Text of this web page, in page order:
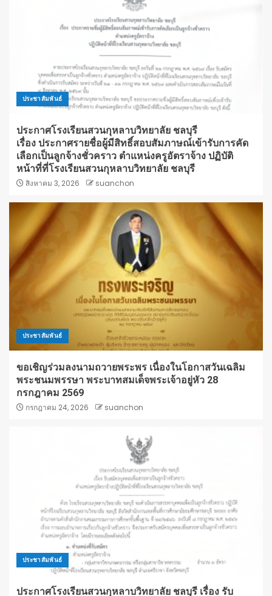
ประชาสัมพันธ์
ประกาศโรงเรียนสวนกุหลาบวิทยาลัย ชลบุรี
เรื่อง ประกาศรายชื่อผู้มีสิทธิ์สอบสัมภาษณ์เข้ารับการคัด
เลือกเป็นลูกจ้างชั่วคราว ตำแหน่งครูอัตราจ้าง ปฏิบัติ
หน้าที่ที่โรงเรียนสวนกุหลาบวิทยาลัย ชลบุรี
สิงหาคม 3, 2026 suanchon
ประชาสัมพันธ์
ขอเชิญร่วมลงนามถวายพระพร เนื่องในโอกาสวันเฉลิม
พระชนมพรรษา พระบาทสมเด็จพระเจ้าอยู่หัว 28
กรกฎาคม 2569
กรกฎาคม 24, 2026 suanchon
ประชาสัมพันธ์
ประกาศโรงเรียนสวนกุหลาบวิทยาลัย ชลบุรี เรื่อง รับ